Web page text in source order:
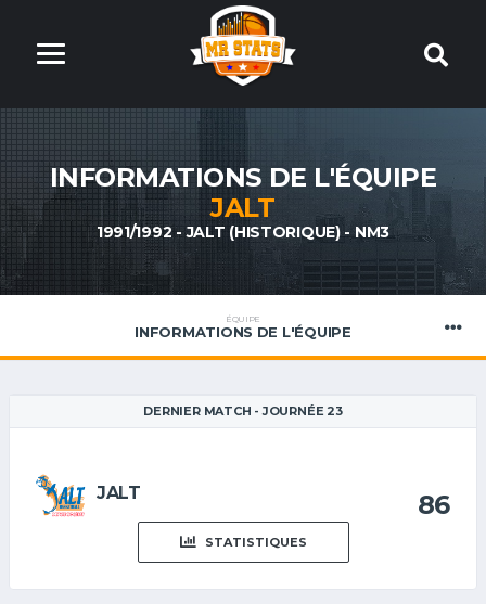
INFORMATIONS DE L'ÉQUIPE
JALT
1991/1992 - JALT (HISTORIQUE) - NM3
ÉQUIPE
INFORMATIONS DE L'ÉQUIPE
DERNIER MATCH - JOURNÉE 23
86
JALT
STATISTIQUES